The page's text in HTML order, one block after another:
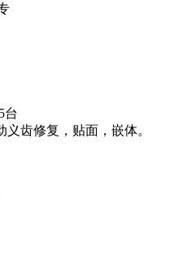
台
齿修复，贴面，嵌体。